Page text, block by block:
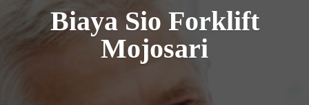
Biaya Sio Forklift
Mojosari